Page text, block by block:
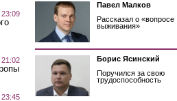
Павел Малков
Рассказал о «вопросе
выживания»
Борис Ясинский
Поручился за свою
трудоспособность